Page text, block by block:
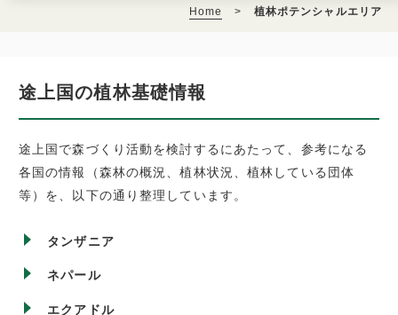
Home > 植林ポテンシャルエリア
途上国の植林基礎情報
途上国で森づくり活動を検討するにあたって、参考になる
各国の情報（森林の概況、植林状況、植林している団体
等）を、以下の通り整理しています。
タンザニア
ネパール
エクアドル